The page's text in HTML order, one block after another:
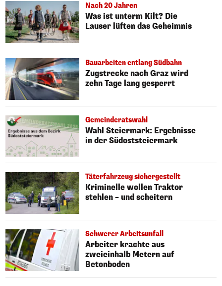
Nach 20 Jahren
Was ist unterm Kilt? Die
Lauser lüften das Geheimnis
Bauarbeiten entlang Südbahn
Zugstrecke nach Graz wird
zehn Tage lang gesperrt
Gemeinderatswahl
Wahl Steiermark: Ergebnisse
in der Südoststeiermark
Täterfahrzeug sichergestellt
Kriminelle wollen Traktor
stehlen – und scheitern
Schwerer Arbeitsunfall
Arbeiter krachte aus
zweieinhalb Metern auf
Betonboden